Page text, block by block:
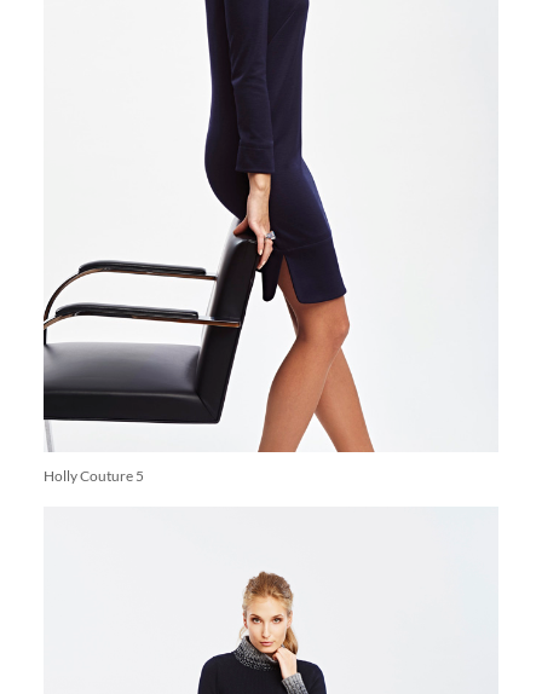
Holly Couture 5